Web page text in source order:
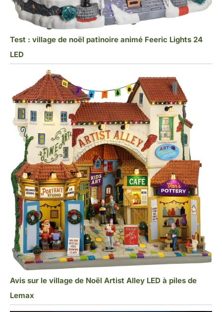
Test : village de noël patinoire animé Feeric Lights 24
LED
Avis sur le village de Noël Artist Alley LED à piles de
Lemax